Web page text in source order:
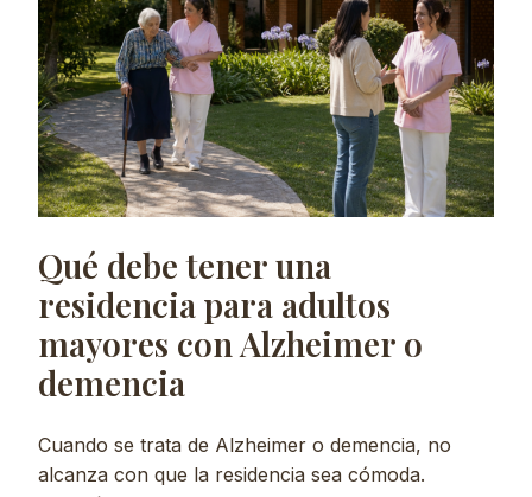
Qué debe tener una
residencia para adultos
mayores con Alzheimer o
demencia
Cuando se trata de Alzheimer o demencia, no
alcanza con que la residencia sea cómoda.